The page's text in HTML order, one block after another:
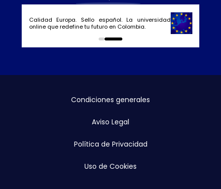
Calidad Europa. Sello español. La universidad
online que redefine tu futuro en Colombia.
0 1
Condiciones generales
Aviso Legal
Política de Privacidad
Uso de Cookies